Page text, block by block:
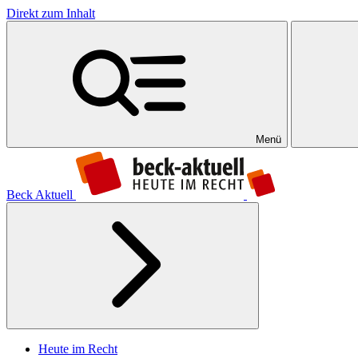
Direkt zum Inhalt
Menü
Beck Aktuell
Heute im Recht